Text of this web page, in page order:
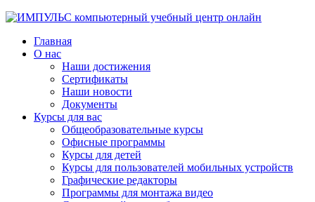
Главная
О нас
Наши достижения
Сертификаты
Наши новости
Документы
Курсы для вас
Общеобразовательные курсы
Офисные программы
Курсы для детей
Курсы для пользователей мобильных устройств
Графические редакторы
Программы для монтажа видео